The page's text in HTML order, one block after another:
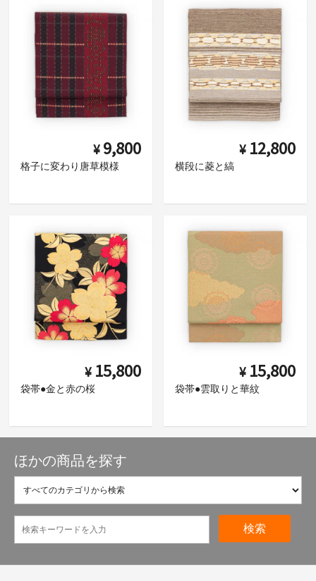
¥ 9,800
格子に変わり唐草模様
¥ 12,800
横段に菱と縞
¥ 15,800
袋帯●金と赤の桜
¥ 15,800
袋帯●雲取りと華紋
ほかの商品を探す
検索